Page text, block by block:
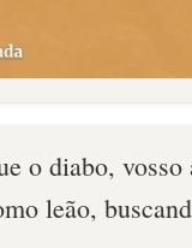
o diabo, vosso
leão,